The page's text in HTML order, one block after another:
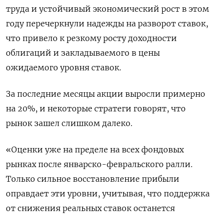
труда и устойчивый экономический рост в этом
году перечеркнули надежды на разворот ставок,
что привело к резкому росту доходности
облигаций и закладываемого в цены
ожидаемого уровня ставок.
За последние месяцы акции выросли примерно
на 20%, и некоторые стратеги говорят, что
рынок зашел слишком далеко.
«Оценки уже на пределе на всех фондовых
рынках после январско-февральского ралли.
Только сильное восстановление прибыли
оправдает эти уровни, учитывая, что поддержка
от снижения реальных ставок останется